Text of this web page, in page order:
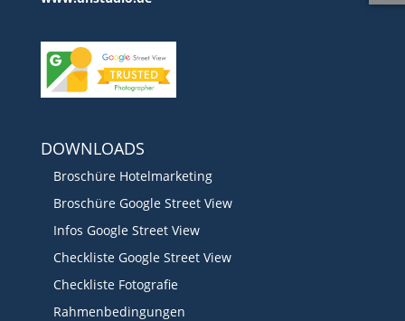
DOWNLOADS
Broschüre Hotelmarketing
Broschüre Google Street View
Infos Google Street View
Checkliste Google Street View
Checkliste Fotografie
Rahmenbedingungen